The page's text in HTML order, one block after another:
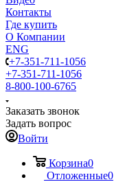
Контакты
Где купить
О Компании
ENG
+7-351-711-1056
+7-351-711-1056
8-800-100-6765
Заказать звонок
Задать вопрос
Войти
Корзина0
Отложенные0